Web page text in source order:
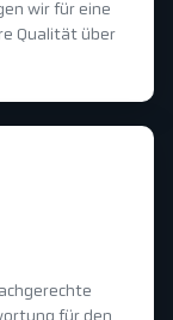
wir für eine
Qualität über